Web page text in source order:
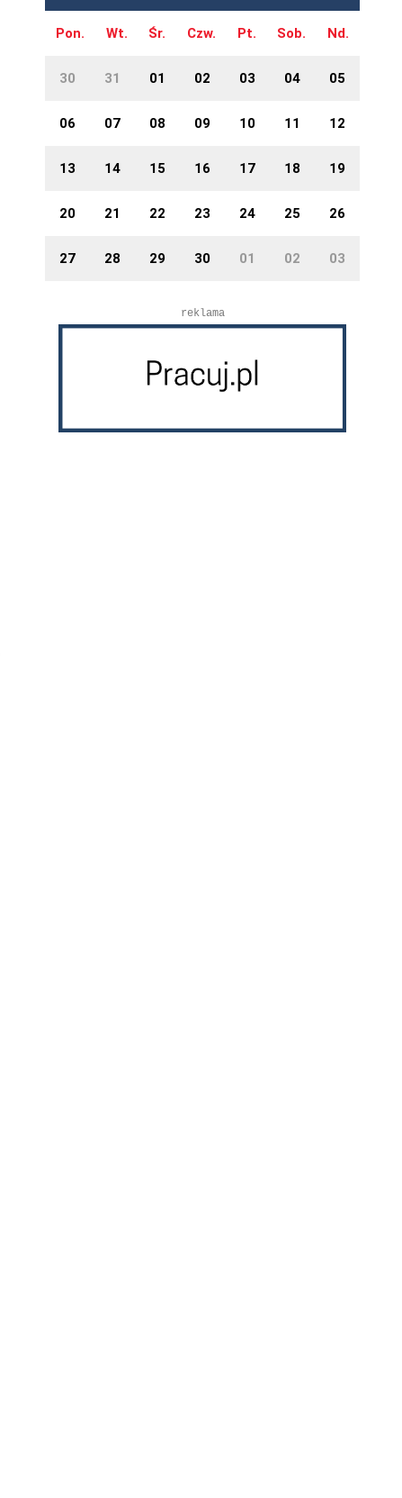
Pon. Wt. Śr. Czw. Pt. Sob. Nd.
30 31 01 02 03 04 05
06 07 08 09 10 11 12
13 14 15 16 17 18 19
20 21 22 23 24 25 26
27 28 29 30 01 02 03
reklama